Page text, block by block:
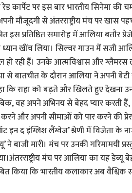
रेड कार्पेट पर इस बार भारतीय सिनेमा
मौजूदगी से अंतरराष्ट्रीय मंच पर खास
प्रतिष्ठित समारोह में आलिया बतौर
खींच लिया। सिल्वर गाउन में सजी
हो रही हैं। उनके आत्मविश्वास और ग्लैमरस
से बातचीत के दौरान आलिया ने अपनी
कि राहा को बढ़ते और खिलते हुए
वह अपने अभिनय से बेहद प्यार करती हैं,
और अपनी सीमाओं को पार करने की
इन द इंग्लिश लैंग्वेज’ श्रेणी में विजेता के
ने बाजी मारी। मंच पर उनकी गरिमामयी
मंच पर आलिया का यह डेब्यू
किया कि भारतीय कलाकार अब वैश्विक